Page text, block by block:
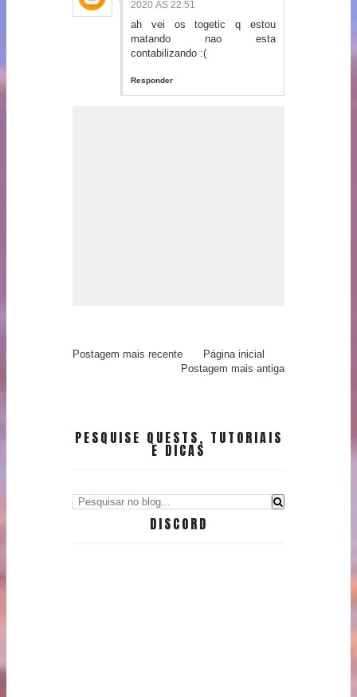
2020 ÀS 22:51
ah vei os togetic q estou
matando nao esta
contabilizando :(
Responder
Postagem mais recente
Postagem mais antiga
Página inicial
PESQUISE QUESTS, TUTORIAIS
E DICAS
DISCORD